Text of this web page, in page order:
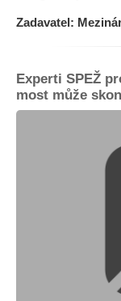
Zadavatel:
Experti SPEŽ
most může